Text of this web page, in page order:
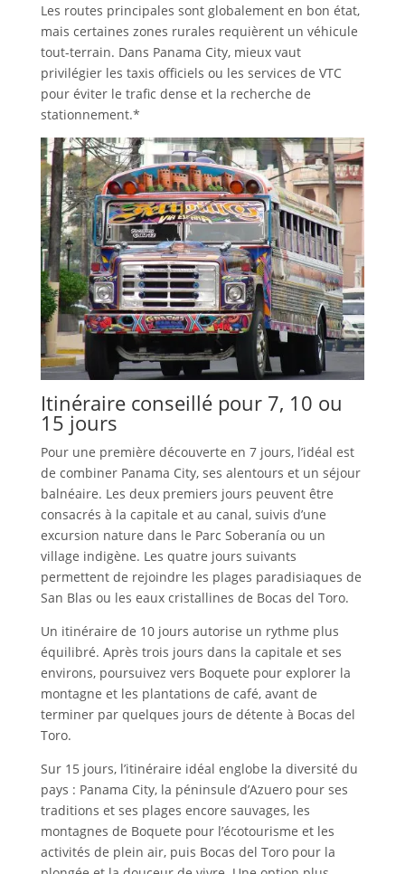
Les routes principales sont globalement en bon état,
mais certaines zones rurales requièrent un véhicule
tout-terrain. Dans Panama City, mieux vaut
privilégier les taxis officiels ou les services de VTC
pour éviter le trafic dense et la recherche de
stationnement.*
Itinéraire conseillé pour 7, 10 ou
15 jours
Pour une première découverte en 7 jours, l’idéal est
de combiner Panama City, ses alentours et un séjour
balnéaire. Les deux premiers jours peuvent être
consacrés à la capitale et au canal, suivis d’une
excursion nature dans le Parc Soberanía ou un
village indigène. Les quatre jours suivants
permettent de rejoindre les plages paradisiaques de
San Blas ou les eaux cristallines de Bocas del Toro.
Un itinéraire de 10 jours autorise un rythme plus
équilibré. Après trois jours dans la capitale et ses
environs, poursuivez vers Boquete pour explorer la
montagne et les plantations de café, avant de
terminer par quelques jours de détente à Bocas del
Toro.
Sur 15 jours, l’itinéraire idéal englobe la diversité du
pays : Panama City, la péninsule d’Azuero pour ses
traditions et ses plages encore sauvages, les
montagnes de Boquete pour l’écotourisme et les
activités de plein air, puis Bocas del Toro pour la